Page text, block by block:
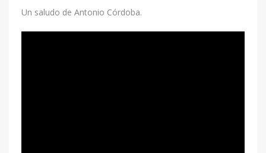
Un saludo de Antonio Córdoba.